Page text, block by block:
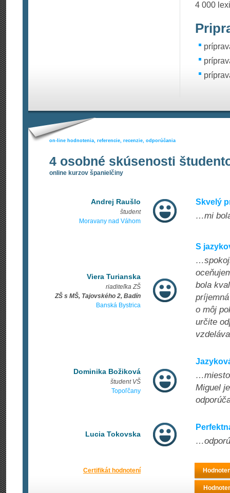
4 000
on-line hodnotenia, referencie, recenzie, odporúčania
4 osobné skúsenosti
online kurzov španielčiny
Andrej Raušlo
študent
Moravany nad Váhom
Skvelý
…mi
Viera Turianska
riaditeľka ZŠ
ZŠ s MŠ, Tajovského 2, Badín
Banská Bystrica
S
bola
o môj
určite
Dominika Božiková
študent VŠ
Topoľčany
Miguel
Lucia Tokovska
Certifikát hodnotení